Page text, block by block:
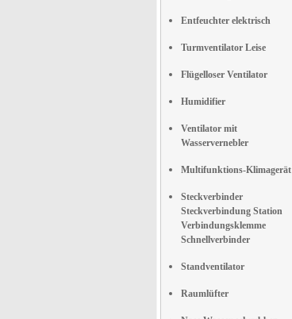
Entfeuchter elektrisch
Turmventilator Leise
Flügelloser Ventilator
Humidifier
Ventilator mit
Wasservernebler
Multifunktions-Klimagerät
Steckverbinder
Steckverbindung Station
Verbindungsklemme
Schnellverbinder
Standventilator
Raumlüfter